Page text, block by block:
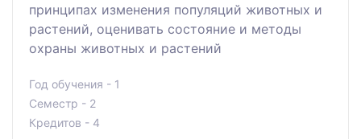
принципах изменения популяций животных и
растений, оценивать состояние и методы
охраны животных и растений
Год обучения - 1
Семестр - 2
Кредитов - 4